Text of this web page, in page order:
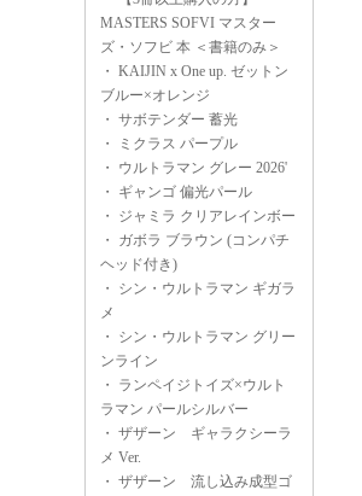
MASTERS SOFVI マスター
ズ・ソフビ 本 ＜書籍のみ＞
・ KAIJIN x One up. ゼットン
ブルー×オレンジ
・ サボテンダー 蓄光
・
ミクラス パープル
・ ウルトラマン グレー 2026'
・ ギャンゴ 偏光パール
・ ジャミラ クリアレインボー
・ ガボラ ブラウン (コンパチ
ヘッド付き)
・ シン・ウルトラマン ギガラ
メ
・ シン・ウルトラマン グリー
ンライン
・ ランペイジトイズ×ウルト
ラマン パールシルバー
・ ザザーン ギャラクシーラ
メ Ver.
・ ザザーン 流し込み成型ゴ